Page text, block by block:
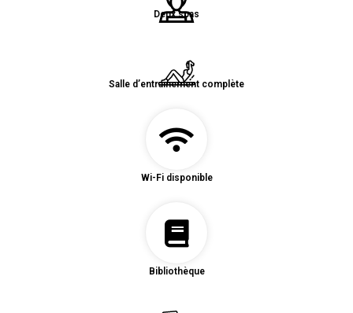
Deux spas
Salle d’entrainement complète
Wi-Fi disponible
Bibliothèque